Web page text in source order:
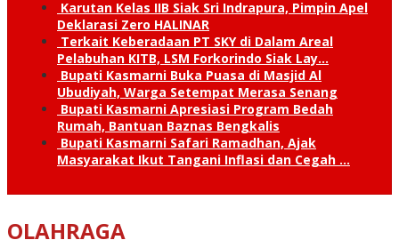
Karutan Kelas IIB Siak Sri Indrapura, Pimpin Apel
Deklarasi Zero HALINAR
Terkait Keberadaan PT SKY di Dalam Areal
Pelabuhan KITB, LSM Forkorindo Siak Lay…
Bupati Kasmarni Buka Puasa di Masjid Al
Ubudiyah, Warga Setempat Merasa Senang
Bupati Kasmarni Apresiasi Program Bedah
Rumah, Bantuan Baznas Bengkalis
Bupati Kasmarni Safari Ramadhan, Ajak
Masyarakat Ikut Tangani Inflasi dan Cegah …
OLAHRAGA